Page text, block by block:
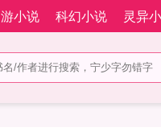
小说 科幻小说 灵异